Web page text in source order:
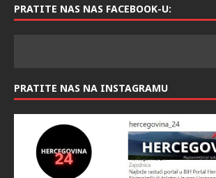
PRATITE NAS NAS FACEBOOK-U:
PRATITE NAS NA INSTAGRAMU